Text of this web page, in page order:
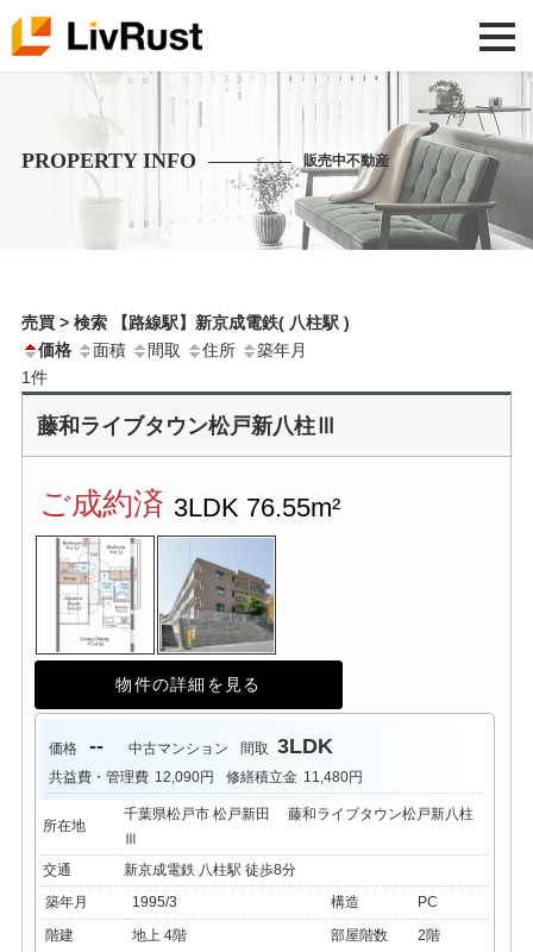
PROPERTY INFO 販売中不動産
売買 > 検索 【路線駅】新京成電鉄( 八柱駅 )
価格
面積 間取 住所
築年月
1件
藤和ライブタウン松戸新八柱Ⅲ
ご成約済 3LDK 76.55m²
物件の詳細を見る
価格 -- 中古マンション 間取 3LDK
共益費・管理費 12,090円 修繕積立金 11,480円
所在地
千葉県松戸市 松戸新田 藤和ライブタウン松戸新八柱
Ⅲ
交通
新京成電鉄 八柱駅 徒歩8分
築年月
1995/3 構造
PC
階建
地上 4階 部屋階数
2階